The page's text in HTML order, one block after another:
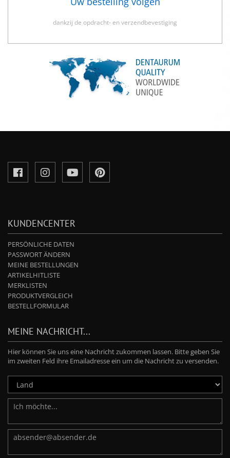
dankzij de opdracht- en verzendbevestiging
KUNDENCENTER
PERSÖNLICHE DATEN
PASSWORT ÄNDERN
MEINE BESTELLUNGEN
ARTIKELHITLISTE
MERKLISTEN
PRODUKTVERGLEICH
BESTELLFORMULAR
MEINE NACHRICHT...
Hier können Sie uns eine Nachricht zukommen lassen. Bitte geben Sie
im zweiten Feld ihre Emailadresse ein um die Nachricht zu versenden.